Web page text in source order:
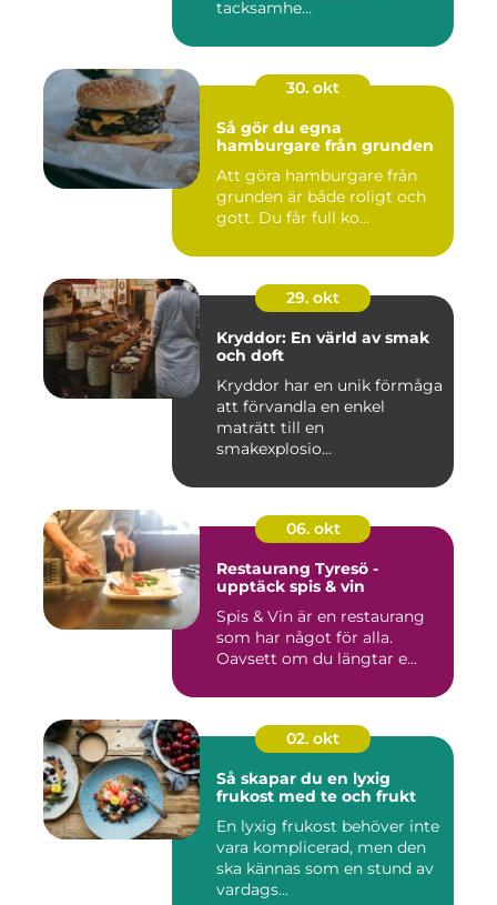
tacksamhe...
30. okt
Så gör du egna
hamburgare från grunden
Att göra hamburgare från
grunden är både roligt och
gott. Du får full ko...
29. okt
Kryddor: En värld av smak
och doft
Kryddor har en unik förmåga
att förvandla en enkel
maträtt till en
smakexplosio...
06. okt
Restaurang Tyresö -
upptäck spis & vin
Spis & Vin är en restaurang
som har något för alla.
Oavsett om du längtar e...
02. okt
Så skapar du en lyxig
frukost med te och frukt
En lyxig frukost behöver inte
vara komplicerad, men den
ska kännas som en stund av
vardags...